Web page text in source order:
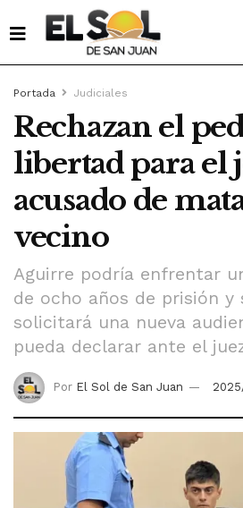
Portada Judiciales
Rechazan el
libertad para el
acusado de
vecino
Aguirre podría enfrentar
de ocho años de prisión y
solicitará una nueva
pueda declarar ante el
Por El Sol de San Juan